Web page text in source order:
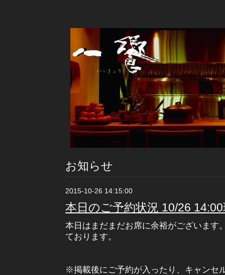
お知らせ
2015-10-26 14:15:00
本日のご予約状況 10/26
本日はまだまだお席に余裕がございます
ております。
※掲載後にご予約が入ったり、キャンセ